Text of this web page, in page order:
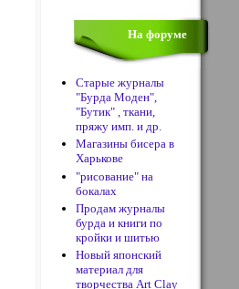
На форуме
Старые журналы
"Бурда Моден",
"Бутик" , ткани,
пряжу имп. и др.
Магазины бисера в
Харькове
"рисование" на
бокалах
Продам журналы
бурда и книги по
кройки и шитью
Новый японский
материал для
творчества Art Clay